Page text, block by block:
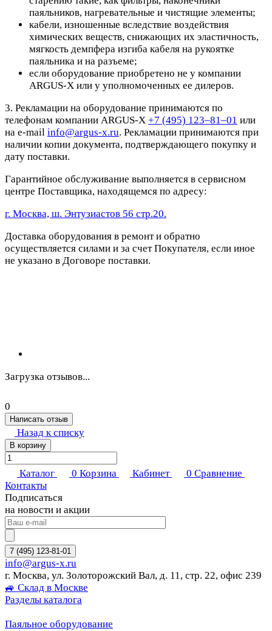
паяльников, нагревательные и чистящие элементы;
кабели, изношенные вследствие воздействия
химических веществ, снижающих их эластичность,
мягкость демпфера изгиба кабеля на рукоятке
паяльника и на разъеме;
если оборудование приобретено не у компании
ARGUS-X или у уполномоченных ее дилеров.
3. Рекламации на оборудование принимаются по
телефонам компании ARGUS-X +7 (495) 123–81–01 или
на e-mail info@argus-x.ru. Рекламации принимаются при
наличии копии документа, подтверждающего покупку и
дату поставки.
Гарантийное обслуживание выполняется в сервисном
центре Поставщика, находящемся по адресу:
г. Москва, ш. Энтузиастов 56 стр.20.
Доставка оборудования в ремонт и обратно
осуществляется силами и за счет Покупателя, если иное
не указано в Договоре поставки.
Загрузка отзывов...
0
Написать отзыв
Назад к списку
В корзину
Каталог 0 Корзина Кабинет 0 Сравнение
Контакты
Подписаться
на новости и акции
7 (495) 123-81-01
info@argus-x.ru
г. Москва, ул. Золоторожский Вал, д. 11, стр. 22, офис 239
🚙 Склад в Москве
Разделы каталога
Паяльное оборудование